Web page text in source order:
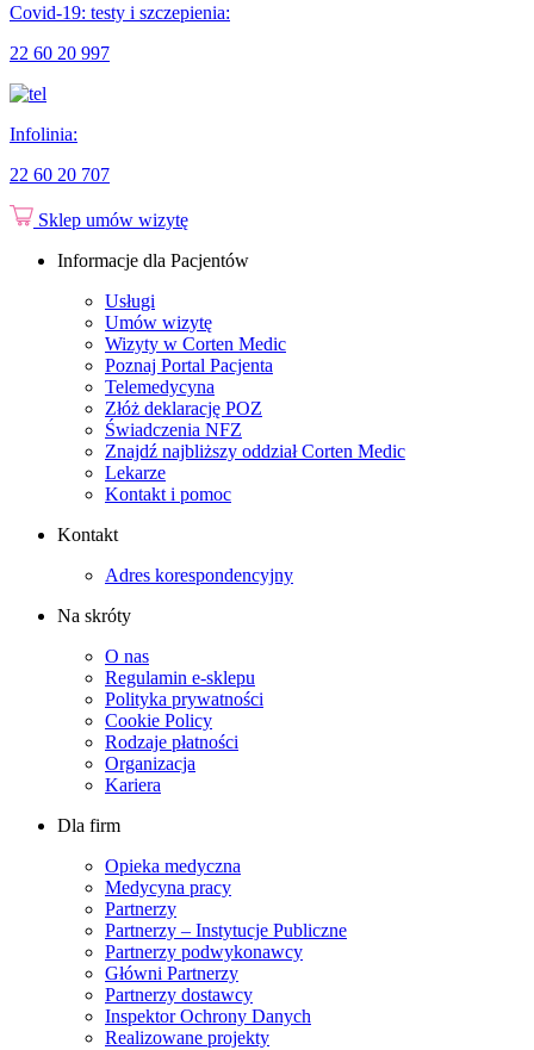
Covid-19: testy i szczepienia:
22 60 20 997
Infolinia:
22 60 20 707
Sklep umów wizytę
Informacje dla Pacjentów
Usługi
Umów wizytę
Wizyty w Corten Medic
Poznaj Portal Pacjenta
Telemedycyna
Złóż deklarację POZ
Świadczenia NFZ
Znajdź najbliższy oddział Corten Medic
Lekarze
Kontakt i pomoc
Kontakt
Adres korespondencyjny
Na skróty
O nas
Regulamin e-sklepu
Polityka prywatności
Cookie Policy
Rodzaje płatności
Organizacja
Kariera
Dla firm
Opieka medyczna
Medycyna pracy
Partnerzy
Partnerzy – Instytucje Publiczne
Partnerzy podwykonawcy
Główni Partnerzy
Partnerzy dostawcy
Inspektor Ochrony Danych
Realizowane projekty